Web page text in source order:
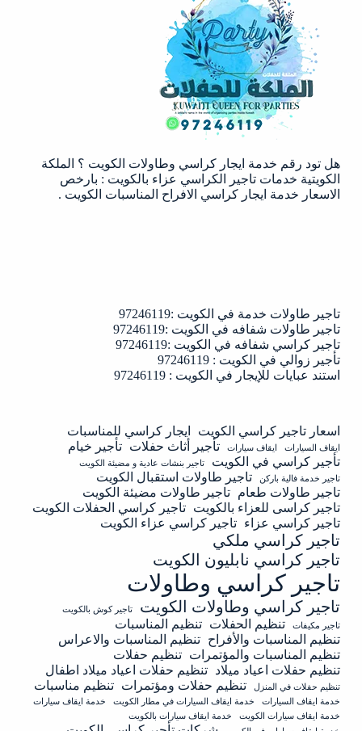
حفلات
الكويت
|97246119
هل تود رقم خدمة ايجار كراسي وطاولات الكويت ؟ الملكة
الكويتية خدمات تاجير الكراسي عزاء بالكويت : بارخص
الاسعار خدمة ايجار كراسي الافراح المناسبات الكويت .
تاجير طاولات خدمة في الكويت :97246119
تاجير طاولات شفافه في الكويت :97246119
تاجير كراسي شفافه في الكويت :97246119
تأجير زوالي في الكويت : 97246119
استند عبايات للإيجار في الكويت : 97246119
اسعار تاجير كراسي الكويت ايجار كراسي للمناسبات
ايقاف السيارات ايقاف سيارات تأجير أثاث حفلات تأجير خيام
تأجير كراسي في الكويت
تاجير بنشات عادية و مضيئة الكويت
تاجير خدمة فالية باركن
تاجير طاولات استقبال الكويت
تاجير طاولات طعام تاجير طاولات مضيئة الكويت
تاجير كراسى للعزاء بالكويت تاجير كراسي الحفلات الكويت
تاجير كراسي عزاء تاجير كراسي عزاء الكويت
تاجير كراسي ملكي
تاجير كراسي نابليون الكويت
تاجير كراسي وطاولات
تاجير كراسي وطاولات الكويت
تاجير كوش بالكويت
تاجير مكيفات
تنظيم الحفلات تنظيم المناسبات
تنظيم المناسبات والأفراح تنظيم المناسبات والاعراس
تنظيم المناسبات والمؤتمرات تنظيم حفلات
تنظيم حفلات اعياد ميلاد تنظيم حفلات اعياد ميلاد اطفال
تنظيم حفلات في المنزل تنظيم حفلات ومؤتمرات تنظيم مناسبات
خدمة ايقاف السيارات خدمة ايقاف السيارات في مطار الكويت
خدمة ايقاف سيارات
خدمة ايقاف سيارات الكويت
خدمة ايقاف سيارات بالكويت